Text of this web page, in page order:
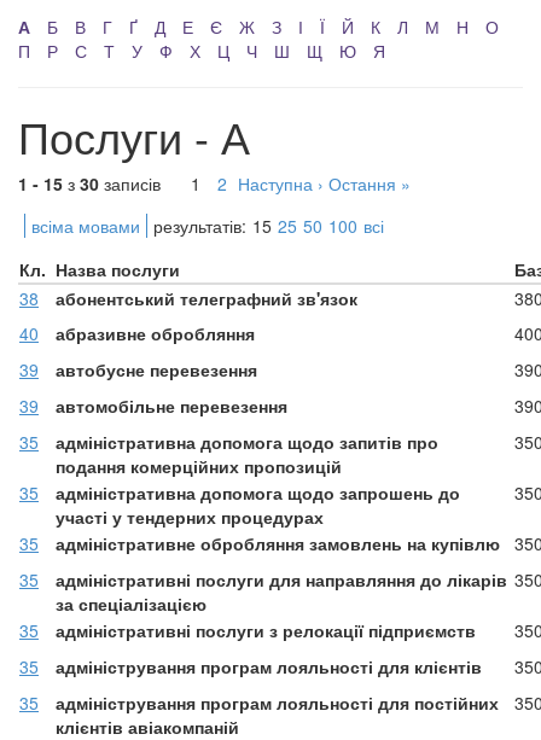
А Б В Г Ґ Д Е Є Ж З І Ї Й К Л М Н
О
П
Р С Т У Ф Х Ц Ч Ш Щ Ю Я
Послуги - А
1 - 15 з 30 записів 1 2 Наступна › Остання »
всіма мовами
результатів: 15 25 50 100 всі
Кл. Назва послуги
38
абонентський телеграфний зв'язок
40
абразивне обробляння
39
автобусне перевезення
39
автомобільне перевезення
35
адміністративна допомога щодо запитів про
подання комерційних пропозицій
35
адміністративна допомога щодо запрошень до
участі у тендерних процедурах
35 адміністративне обробляння замовлень на купівлю
35
адміністративні послуги для направляння до лікарів
за спеціалізацією
35 адміністративні послуги з релокації підприємств
35
адміністрування програм лояльності для клієнтів
35
адміністрування програм лояльності для постійних
клієнтів авіакомпаній